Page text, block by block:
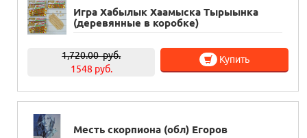
Игра Хабылык Хаамыска Тырыынка
(деревянные в коробке)
1,720.00руб.
1548 руб.
Купить
Месть скорпиона (обл) Егоров